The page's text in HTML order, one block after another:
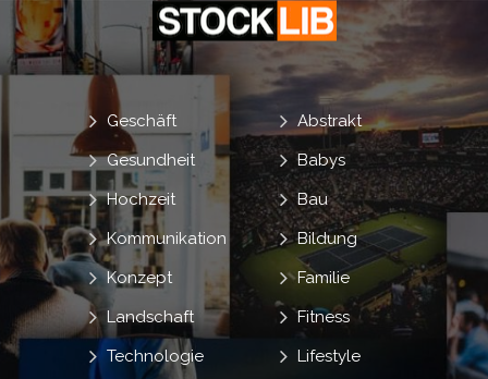
Abstrakt
Babys
Bau
Bildung
Familie
Fitness
Geschäft
Gesundheit
Hochzeit
Kommunikation
Konzept
Landschaft
Lifestyle
Technologie